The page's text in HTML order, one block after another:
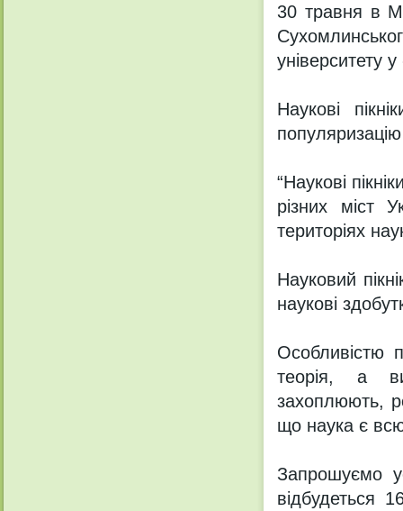
30 травня в
університету
Наукові
“Наукові
різних міст
територіях
Науковий
наукові
Особливістю
теорія, а
захоплюють,
що наука є
Запрошуємо
відбудеться